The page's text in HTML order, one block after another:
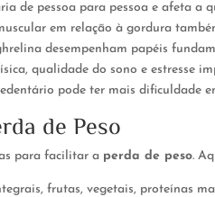
de pessoa para pessoa e afeta a
em relação à gordura
desempenham papéis
qualidade do sono e estresse
pode ter mais dificuldade
de Peso
para facilitar a perda de peso.
frutas, vegetais, proteínas